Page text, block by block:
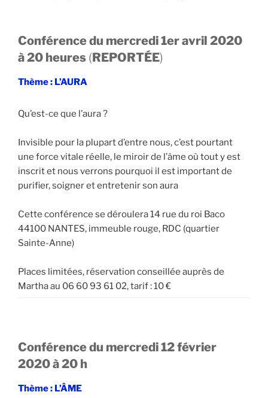
Conférence du mercredi 1er avril 2020
à 20 heures (REPORTÉE)
Thème : L’AURA
Qu’est-ce que l’aura ?
Invisible pour la plupart d’entre nous, c’est pourtant
une force vitale réelle, le miroir de l’âme où tout y est
inscrit et nous verrons pourquoi il est important de
purifier, soigner et entretenir son aura
Cette conférence se déroulera 14 rue du roi Baco
44100 NANTES, immeuble rouge, RDC (quartier
Sainte-Anne)
Places limitées, réservation conseillée auprès de
Martha au 06 60 93 61 02, tarif : 10 €
Conférence du mercredi 12 février
2020 à 20 h
Thème : L’ÂME